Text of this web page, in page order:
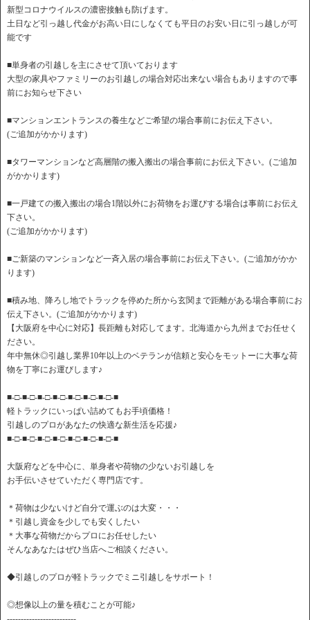
新型コロナウイルスの濃密接触も防げます。
土日など引っ越し代金がお高い日にしなくても平日のお安い日に引っ越しが可
能です
■単身者の引越しを主にさせて頂いております
大型の家具やファミリーのお引越しの場合対応出来ない場合もありますので事
前にお知らせ下さい
■マンションエントランスの養生などご希望の場合事前にお伝え下さい。
(ご追加がかかります)
■タワーマンションなど高層階の搬入搬出の場合事前にお伝え下さい。(ご追加
がかかります)
■一戸建ての搬入搬出の場合1階以外にお荷物をお運びする場合は事前にお伝え
下さい。
(ご追加がかかります)
■ご新築のマンションなど一斉入居の場合事前にお伝え下さい。(ご追加がかか
ります)
■積み地、降ろし地でトラックを停めた所から玄関まで距離がある場合事前にお
伝え下さい。(ご追加がかかります)
【大阪府を中心に対応】長距離も対応してます。北海道から九州までお任せく
ださい。
年中無休◎引越し業界10年以上のベテランが信頼と安心をモットーに大事な荷
物を丁寧にお運びします♪
■-□-■-□-■-□-■-□-■-□-■-□-■-□-■
軽トラックにいっぱい詰めてもお手頃価格！
引越しのプロがあなたの快適な新生活を応援♪
■-□-■-□-■-□-■-□-■-□-■-□-■-□-■
大阪府などを中心に、単身者や荷物の少ないお引越しを
お手伝いさせていただく専門店です。
＊荷物は少ないけど自分で運ぶのは大変・・・
＊引越し資金を少しでも安くしたい
＊大事な荷物だからプロにお任せしたい
そんなあなたはぜひ当店へご相談ください。
◆引越しのプロが軽トラックでミニ引越しをサポート！
◎想像以上の量を積むことが可能♪